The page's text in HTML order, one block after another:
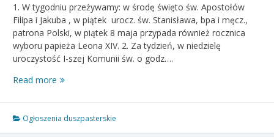
1. W tygodniu przeżywamy: w środę święto św. Apostołów
Filipa i Jakuba , w piątek urocz. św. Stanisława, bpa i męcz.,
patrona Polski, w piątek 8 maja przypada również rocznica
wyboru papieża Leona XIV. 2. Za tydzień, w niedzielę
uroczystość I-szej Komunii św. o godz….
Read more Ogłoszenia
V
Niedziela
Ogłoszenia duszpasterskie